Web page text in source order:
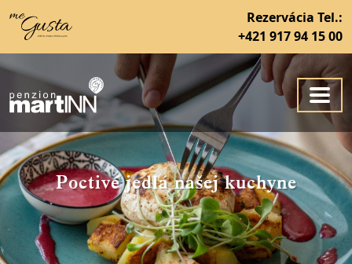
Rezervácia Tel.:
+421 917 94 15 00
Poctivé jedlá našej kuchyne